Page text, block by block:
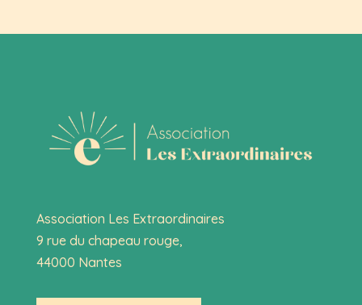
Association Les Extraordinaires
9 rue du chapeau rouge,
44000 Nantes